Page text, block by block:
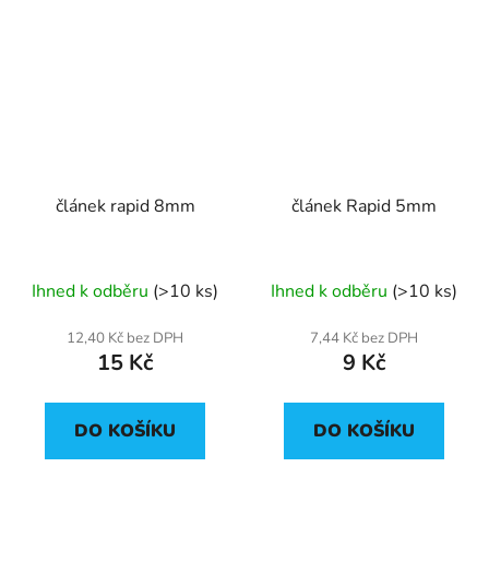
článek rapid 8mm
Ihned k odběru (>10 ks)
12,40 Kč bez DPH
15 Kč
DO KOŠÍKU
článek Rapid 5mm
Ihned k odběru (>10 ks)
7,44 Kč bez DPH
9 Kč
DO KOŠÍKU